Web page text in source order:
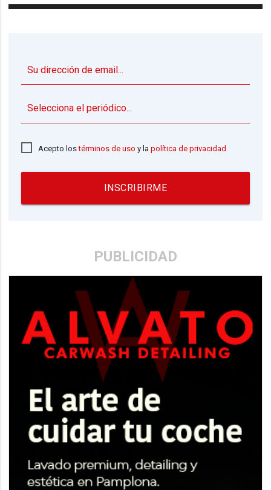
Acepto lostérminos de uso y lapolítica de privacidad
INSCRIBIRME
PUBLICIDAD